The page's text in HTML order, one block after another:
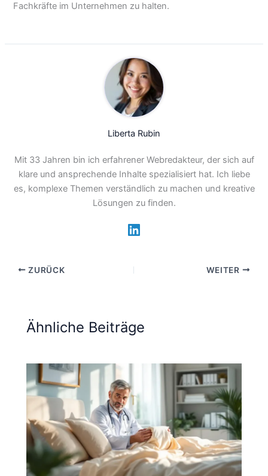
Fachkräfte im Unternehmen zu halten.
Liberta Rubin
Mit 33 Jahren bin ich erfahrener Webredakteur, der sich auf
klare und ansprechende Inhalte spezialisiert hat. Ich liebe
es, komplexe Themen verständlich zu machen und kreative
Lösungen zu finden.
ZURÜCK WEITER
Ähnliche Beiträge